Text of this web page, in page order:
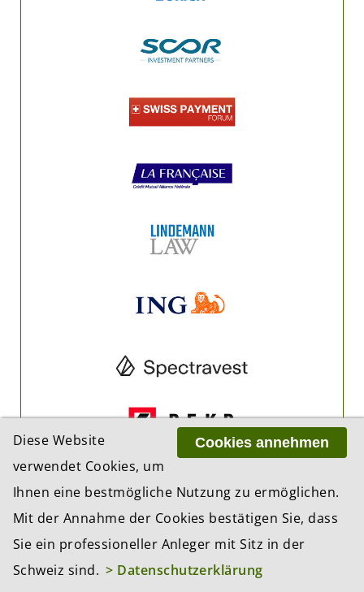
Cookies annehmen
Diese Website
verwendet Cookies, um
Ihnen eine bestmögliche Nutzung zu ermöglichen.
Mit der Annahme der Cookies bestätigen Sie, dass
Sie ein professioneller Anleger mit Sitz in der
Schweiz sind. > Datenschutzerklärung